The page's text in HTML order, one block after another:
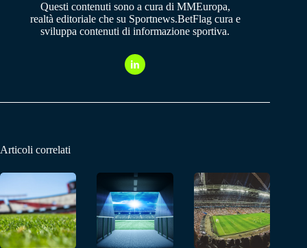
Questi contenuti sono a cura di MMEuropa,
realtà editoriale che su Sportnews.BetFlag cura e
sviluppa contenuti di informazione sportiva.
Articoli correlati